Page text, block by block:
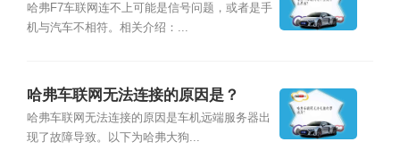
哈弗F7车联网连不上可能是信号问题，或者是手
机与汽车不相符。相关介绍：...
哈弗车联网无法连接的原因是？
哈弗车联网无法连接的原因是车机远端服务器出
现了故障导致。以下为哈弗大狗...